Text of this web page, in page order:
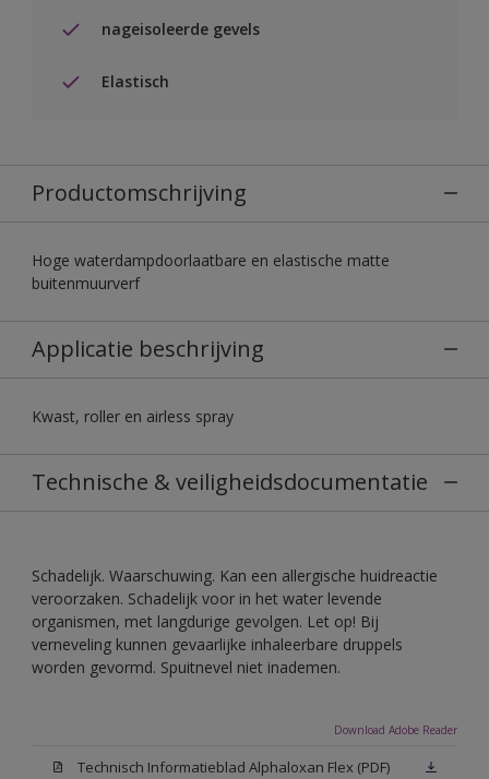
nageisoleerde gevels
Elastisch
Productomschrijving
Hoge waterdampdoorlaatbare en elastische matte
buitenmuurverf
Applicatie beschrijving
Kwast, roller en airless spray
Technische & veiligheidsdocumentatie
Schadelijk. Waarschuwing. Kan een allergische huidreactie
veroorzaken. Schadelijk voor in het water levende
organismen, met langdurige gevolgen. Let op! Bij
verneveling kunnen gevaarlijke inhaleerbare druppels
worden gevormd. Spuitnevel niet inademen.
Download Adobe Reader
Technisch Informatieblad Alphaloxan Flex (PDF)